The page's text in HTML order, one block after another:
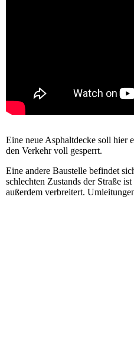
Eine neue Asphaltdecke soll hier
den Verkehr voll gesperrt.
Eine andere Baustelle befindet
schlechten Zustands der Straße
außerdem verbreitert.